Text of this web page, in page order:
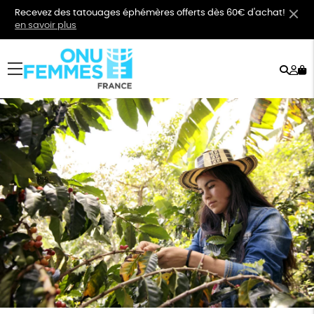
Recevez des tatouages éphémères offerts dès 60€ d'achat!
en savoir plus
menu